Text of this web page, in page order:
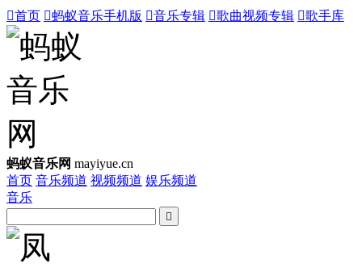
首页 蚂蚁音乐手机版 音乐专辑 歌曲视频专辑 歌手库
蚂蚁音乐网 mayiyue.cn
首页 音乐频道 视频频道 娱乐频道
音乐
